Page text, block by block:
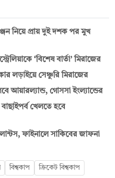
নিয়ে প্রায় দুই দশক পর মুখ
‘বিশেষ বার্তা’ মিরাজের
লড়াইয়ে সেঞ্চুরি মিরাজের
আয়ারল্যান্ড, গোসসা ইংল্যান্ডের
খেলতে হবে
ফাইনালে সাকিবের জাফনা
বিশ্বকাপ ক্রিকেট বিশ্বকাপ